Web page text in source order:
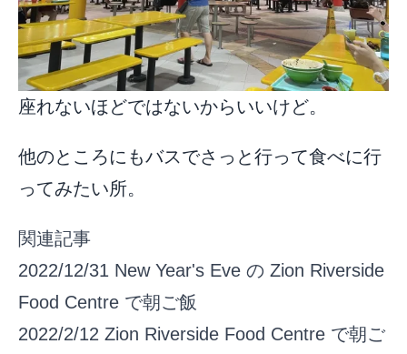
座れないほどではないからいいけど。
他のところにもバスでさっと行って食べに行
ってみたい所。
関連記事
2022/12/31 New Year's Eve の Zion Riverside
Food Centre で朝ご飯
2022/2/12 Zion Riverside Food Centre で朝ご